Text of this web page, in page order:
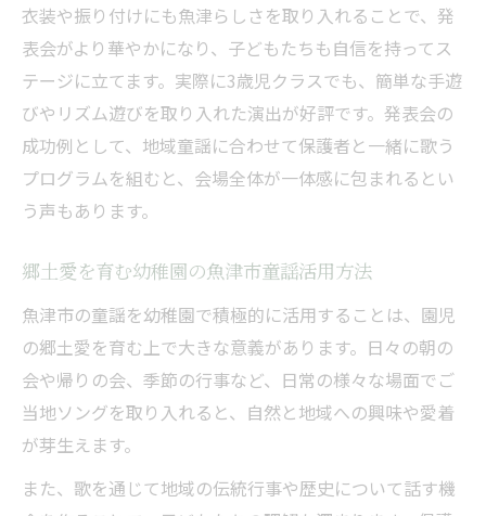
衣装や振り付けにも魚津らしさを取り入れることで、発
表会がより華やかになり、子どもたちも自信を持ってス
テージに立てます。実際に3歳児クラスでも、簡単な手遊
びやリズム遊びを取り入れた演出が好評です。発表会の
成功例として、地域童謡に合わせて保護者と一緒に歌う
プログラムを組むと、会場全体が一体感に包まれるとい
う声もあります。
郷土愛を育む幼稚園の魚津市童謡活用方法
魚津市の童謡を幼稚園で積極的に活用することは、園児
の郷土愛を育む上で大きな意義があります。日々の朝の
会や帰りの会、季節の行事など、日常の様々な場面でご
当地ソングを取り入れると、自然と地域への興味や愛着
が芽生えます。
また、歌を通じて地域の伝統行事や歴史について話す機